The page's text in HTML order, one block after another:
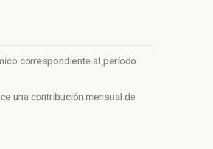
correspondiente al período
una contribución mensual de